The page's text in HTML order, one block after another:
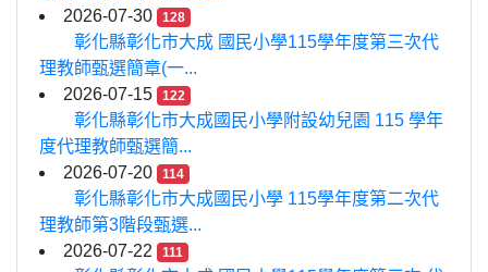
2026-07-30
128
彰化縣彰化市大成 國民小學115學年度第三次代
理教師甄選簡章(一...
2026-07-15
122
彰化縣彰化市大成國民小學附設幼兒園 115 學年
度代理教師甄選簡...
2026-07-20
114
彰化縣彰化市大成國民小學 115學年度第二次代
理教師第3階段甄選...
2026-07-22
111